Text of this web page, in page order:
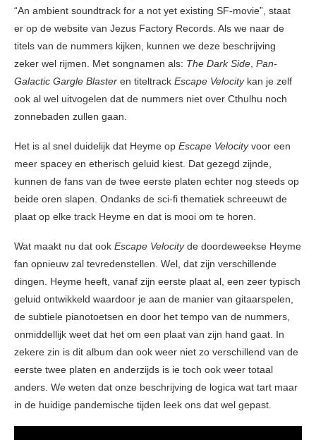
“An ambient soundtrack for a not yet existing SF-movie”, staat
er op de website van Jezus Factory Records. Als we naar de
titels van de nummers kijken, kunnen we deze beschrijving
zeker wel rijmen. Met songnamen als: The Dark Side Pan-
Galactic Gargle Blaster en titeltrack Escape Velocitykan je zelf
ook al wel uitvogelen dat de nummers niet over Cthulhu noch
zonnebaden zullen gaan.
Het is al snel duidelijk dat Heyme op Escape Velocityvoor een
meer spacey en etherisch geluid kiest. Dat gezegd zijnde,
kunnen de fans van de twee eerste platen echter nog steeds op
beide oren slapen. Ondanks de sci-fi thematiek schreeuwt de
plaat op elke track Heyme en dat is mooi om te horen.
Wat maakt nu dat ook Escape Velocityde doordeweekse Heyme
fan opnieuw zal tevredenstellen. Wel, dat zijn verschillende
dingen. Heyme heeft, vanaf zijn eerste plaat al, een zeer typisch
geluid ontwikkeld waardoor je aan de manier van gitaarspelen,
de subtiele pianotoetsen en door het tempo van de nummers,
onmiddellijk weet dat het om een plaat van zijn hand gaat. In
zekere zin is dit album dan ook weer niet zo verschillend van de
eerste twee platen en anderzijds is ie toch ook weer totaal
anders. We weten dat onze beschrijving de logica wat tart maar
in de huidige pandemische tijden leek ons dat wel gepast.